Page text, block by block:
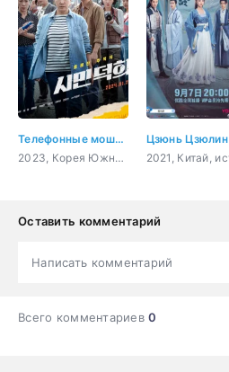
Телефонные мошенники
2023, Корея Южная, боевик, комедия, драма
Цзюнь Цзюлин
Оставить комментарий
Написать комментарий
Всего комментариев0